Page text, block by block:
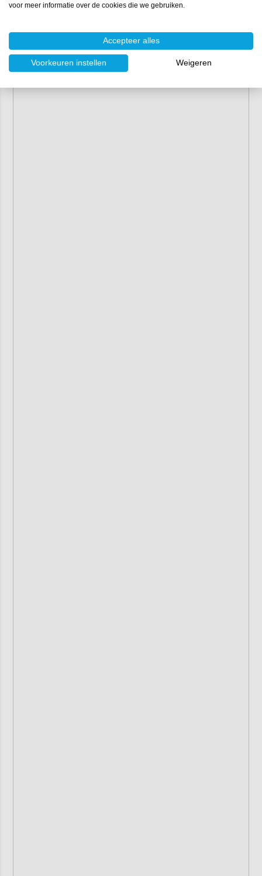
voor meer informatie over de cookies die we gebruiken.
Accepteer alles
Voorkeuren instellen Weigeren